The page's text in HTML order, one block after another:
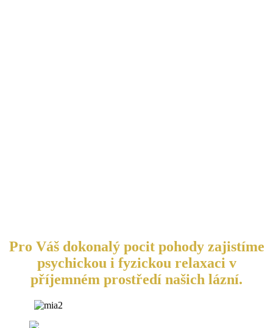
Pro Váš dokonalý pocit pohody zajistíme
psychickou i fyzickou relaxaci v
příjemném prostředí našich lázní.